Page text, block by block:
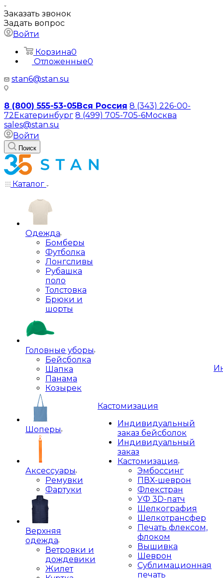
Заказать звонок
Задать вопрос
Войти
Корзина0
Отложенные0
stan6@stan.su
8 (800) 555-53-05Вся Россия 8 (343) 226-00-
72Екатеринбург 8 (499) 705-705-6Москва
sales@stan.su
Войти
Поиск
Каталог
Одежда
Бомберы
Футболка
Лонгсливы
Рубашка
поло
Толстовка
Брюки и
шорты
Головные уборы
Бейсболка
Шапка
Панама
Козырек
Шоперы
Аксессуары
Ремувки
Фартуки
Верхняя
одежда
Ветровки и
дождевики
Жилет
Кастомизация
Индивидуальный
заказ бейсболок
Индивидуальный
заказ
Кастомизация
Эмбоссинг
ПВХ-шеврон
Флекстран
УФ 3D-патч
Шелкография
Шелкотрансфер
Печать флексом,
флоком
Вышивка
Шеврон
Сублимационная
печать